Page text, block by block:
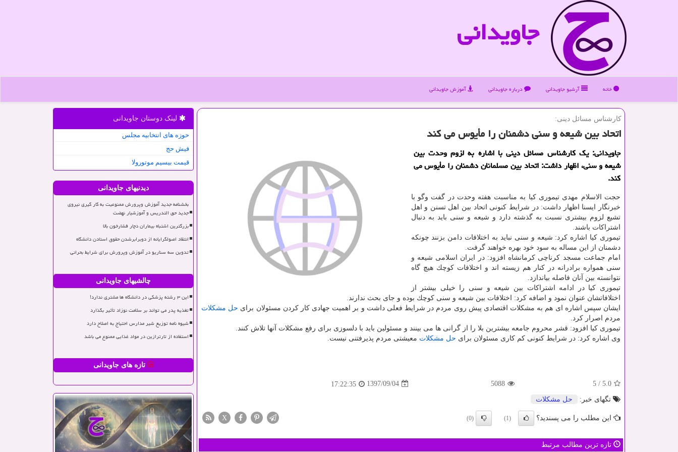
جاویدانی
خانه آرشیو جاویدانی درباره جاویدانی آموزش جاویدانی
كارشناس مسائل دینی:
اتحاد بین شیعه و سنی دشمنان را مأیوس می كند
جاویدانی: یك كارشناس مسائل دینی با اشاره به لزوم وحدت بین
شیعه و سنی، اظهار داشت: اتحاد بین مسلمانان دشمنان را مأیوس می
كند.
حجت الاسلام مهدی تیموری كیا به مناسبت هفته وحدت در گفت وگو با
خبرنگار ایسنا اظهار داشت: در شرایط كنونی اتحاد بین اهل تسنن و اهل
تشیع لزوم بیشتری نسبت به گذشته دارد و شیعه و سنی باید به دنبال
اشتراكات باشند.
تیموری كیا اشاره كرد: شیعه و سنی نباید به اختلافات دامن بزنند چونكه
دشمنان از این مساله به سود خود بهره خواهند گرفت.
امام جماعت مسجد كرناچی كرمانشاه افزود: در ایران اسلامی شیعه و
سنی همواره برادرانه در كنار هم زیسته اند و اختلافات كوچك هیچ گاه
نتوانسته بین آنان فاصله بیاندازد.
تیموری كیا در ادامه اشتراكات بین شیعه و سنی را خیلی بیشتر از
اختلافاتشان عنوان نمود و اضافه كرد: اختلافات بین شیعه و سنی كوچك بوده و جای بحث ندارند.
ایشان سپس اشاره ای هم به مشكلات اقتصادی پیش روی مردم در شرایط فعلی داشت و بر اهمیت جهادی كار كردن مسئولان برای حل مشكلات
مردم اصرار كرد.
تیموری كیا افزود: قشر محروم جامعه بیشترین بلا را از گرانی ها می بینند و مسئولین باید با دلسوزی برای رفع مشكلات آنها تلاش كنند.
وی اشاره كرد: در شرایط كنونی كم كاری مسئولان برای حل مشكلات معیشتی مردم پذیرفتنی نیست.
5.0
/
5
5088
1397/09/04
17:22:35
تگهای خبر:
حل مشكلات
این مطلب را می پسندید؟ (1)
(0)
X
تازه ترین مطالب مرتبط
لینک دوستان جاویدانی
حوزه های انتخابیه مجلس
فیش حج
قیمت بیسیم موتورولا
دیدنیهای جاویدانی
بخشنامه جدید آموزش وپرورش ممنوعیت به کار گیری نیروی
جدید حق التدریس و آموزشیار نهضت
بزرگترین اشتباه بیماران دچار فشارخون بالا
انتقاد اصولگرایانه از دوبرابرشدن حقوق استادن دانشگاه
تدوین سه سناریو در آموزش وپرورش برای شرایط بحرانی
چالشیهای جاویدانی
این ۳ رشته پزشکی در دانشگاه ها مشتری ندارد!
تغذیه پدر می تواند بر سلامت نوزاد تأثیر بگذارد
شیوه نامه توزیع شیر مدارس احتیاج به اصلاح دارد
استفاده از تارترازین در مواد غذایی ممنوع می باشد
تازه های جاویدانی